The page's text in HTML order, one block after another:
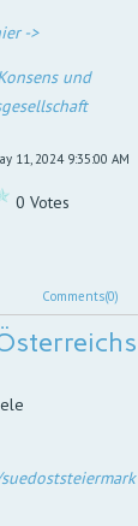
->
und
11, 2024 9:35:00 AM
0 Votes
Comments(0)